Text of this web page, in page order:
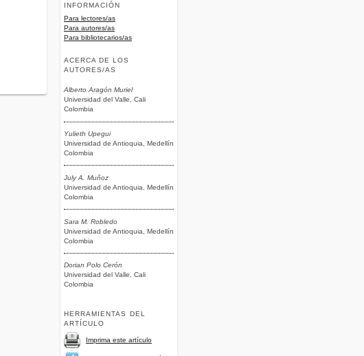
INFORMACIÓN
Para lectores/as
Para autores/as
Para bibliotecarios/as
ACERCA DE LOS
AUTORES/AS
Alberto Aragón Muriel
Universidad del Valle, Cali
Colombia
Yulieth Upegui
Universidad de Antioquia, Medellín
Colombia
July A. Muñoz
Universidad de Antioquia, Medellín
Colombia
Sara M. Robledo
Universidad de Antioquia, Medellín
Colombia
Dorian Polo Cerón
Universidad del Valle, Cali
Colombia
HERRAMIENTAS DEL
ARTÍCULO
Imprima este artículo